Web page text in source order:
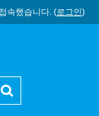
속했습니다. (로그인)